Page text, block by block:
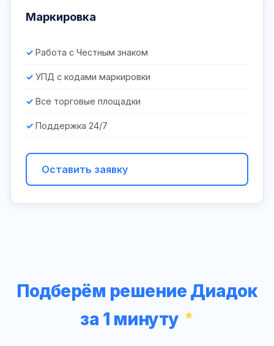
Маркировка
Работа с Честным знаком
УПД с кодами маркировки
Все торговые площадки
Поддержка 24/7
Оставить заявку
Подберём решение Диадок
за 1 минуту